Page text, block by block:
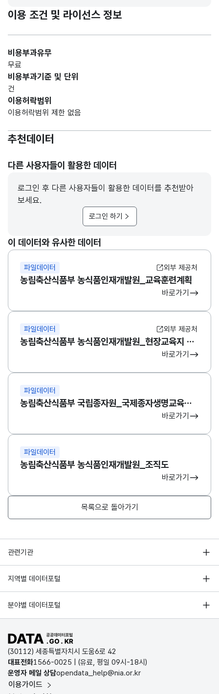
이용 조건 및 라이선스 정보
비용부과유무
무료
비용부과기준 및 단위
건
이용허락범위
이용허락범위 제한 없음
추천데이터
다른 사용자들이 활용한 데이터
로그인 후 다른 사용자들이 활용한 데이터를 추천받아
보세요.
로그인 하기
이 데이터와 유사한 데이터
파일데이터 외부 제공처
농림축산식품부 농식품인재개발원_교육훈련계획
바로가기
파일데이터 외부 제공처
농림축산식품부 농식품인재개발원_현장교육지 현황
바로가기
파일데이터
농림축산식품부 국립종자원_국제종자생명교육센터 교육과정
바로가기
파일데이터
농림축산식품부 농식품인재개발원_조직도
바로가기
목록으로 돌아가기
관련기관
행정안전부
한국지능정보사회진흥원
국가정보자원관리원
지역별 데이터포털
서울 열린데이터광장
경기데이터드림
D-데이터허브
인천데이터포털
울산광역시 데이터포털
전남광주통합특별시 빅데이터 플랫폼
분야별 데이터포털
기상자료개방포털
국토교통부 공간정보오픈플랫폼
환경부 환경데이터포털
문화데이터광장
농림축산식품 공공데이터포털
공공데이터포털 바로가기
(30112) 세종특별자치시 도움6로 42
대표전화1566-0025 | (유료, 평일 09시-18시)
운영자 메일 상담opendata_help@nia.or.kr
이용가이드